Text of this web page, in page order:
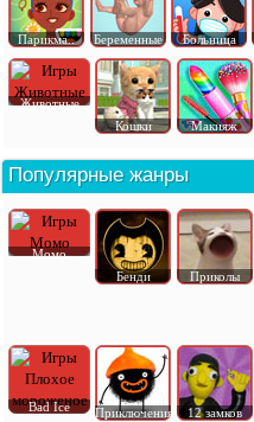
Парикма.. Беременные Больница
Животные
Кошки
Макияж
Популярные жанры
Момо
Бенди
Приколы
Bad Ice Приключения 12 замков